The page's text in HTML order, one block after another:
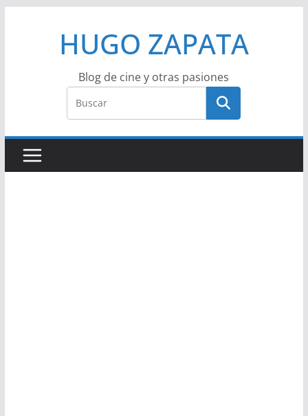
HUGO ZAPATA
Blog de cine y otras pasiones